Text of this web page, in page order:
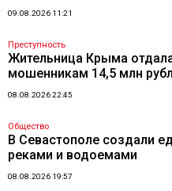
09.08.2026 11:21
Преступность
Жительница Крыма
мошенникам 14,5 млн
08.08.2026 22:45
Общество
В Севастополе создали
реками и водоемами
08.08.2026 19:57